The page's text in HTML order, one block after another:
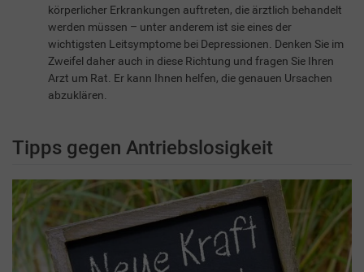
körperlicher Erkrankungen auftreten, die ärztlich behandelt
werden müssen – unter anderem ist sie eines der
wichtigsten Leitsymptome bei Depressionen. Denken Sie im
Zweifel daher auch in diese Richtung und fragen Sie Ihren
Arzt um Rat. Er kann Ihnen helfen, die genauen Ursachen
abzuklären.
Tipps gegen Antriebslosigkeit